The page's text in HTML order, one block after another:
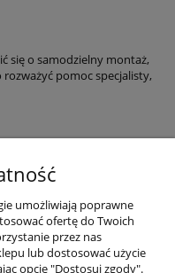
się o samodzielny montaż,
pomoc specjalisty,
umożliwiają poprawne
ofertę do Twoich
przez nas
lub dostosować użycie
opcję "Dostosuj zgody".